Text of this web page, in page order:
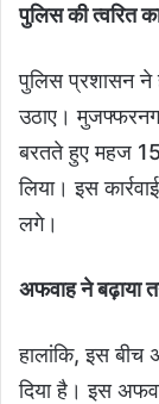
पुलिसकीत्वरित
पुलिस प्रशासन ने
उठाए।
बरतते हुए महज
लिया। इस
लगे।
अफवाहनेबढ़ाया
हालांकि, इस बीच
दिया है। इस